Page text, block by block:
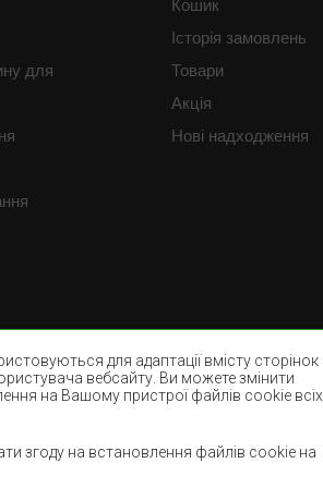
для адаптації вмісту сторінок
вебсайту. Ви можете змінити
на Вашому пристрої файлів cookie всіх
згоду на встановлення файлів cookie на
для
Кошик
Історія замовлень
Товари
Акція
Нові надходження
Світло-коричневі килими